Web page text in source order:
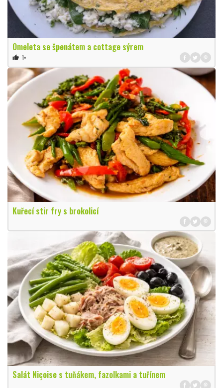
Omeleta se špenátem a cottage sýrem
thumb_up 1×
Kuřecí stir fry s brokolicí
Salát Niçoise s tuňákem, fazolkami a tuřínem